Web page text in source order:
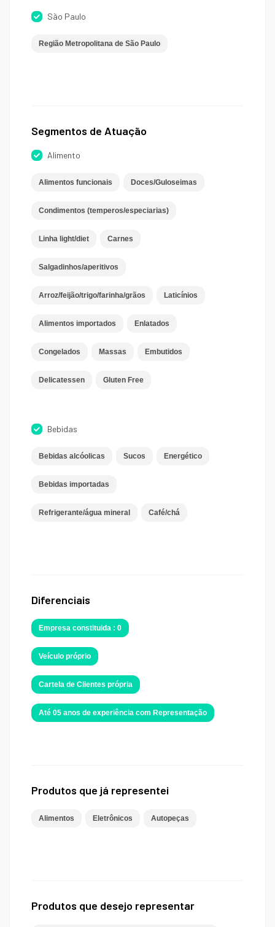
São Paulo
Região Metropolitana de São Paulo
Segmentos de Atuação
Alimento
Alimentos funcionais Doces/Guloseimas
Condimentos (temperos/especiarias)
Linha light/diet Carnes
Salgadinhos/aperitivos
Arroz/feijão/trigo/farinha/grãos Laticínios
Alimentos importados Enlatados
Congelados Massas Embutidos
Delicatessen Gluten Free
Bebidas
Bebidas alcóolicas Sucos Energético
Bebidas importadas
Refrigerante/água mineral Café/chá
Diferenciais
Empresa constituida : 0
Veículo próprio
Cartela de Clientes própria
Até 05 anos de experiência com Representação
Produtos que já representei
Alimentos Eletrônicos Autopeças
Produtos que desejo representar